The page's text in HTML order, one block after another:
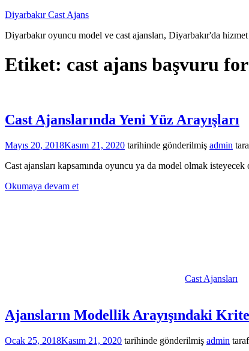
İçeriğe
Diyarbakır Cast Ajans
Diyarbakır oyuncu model ve cast ajansları, Diyarbakır'da
Etiket: cast ajans başvuru
Cast Ajanslarında Yeni Yüz Arayışları
Mayıs 20, 2018Kasım 21, 2020 tarihinde gönderilmiş admin
Cast ajansları kapsamında oyuncu ya da model olmak
Okumaya devam et
Cast Ajansları
Ajansların Modellik Arayışındaki
Ocak 25, 2018Kasım 21, 2020 tarihinde gönderilmiş admin